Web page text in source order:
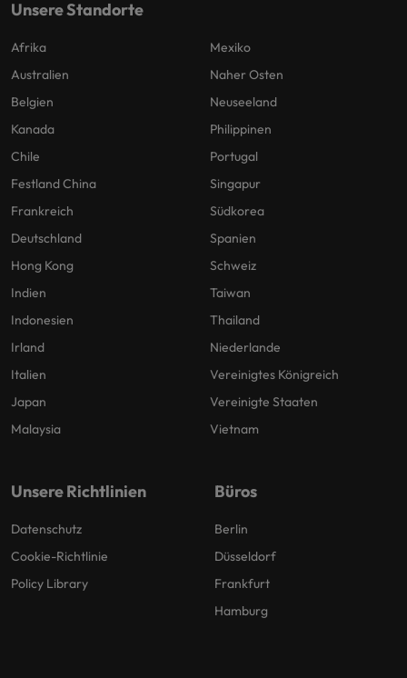
Unsere Standorte
Afrika
Australien
Belgien
Kanada
Chile
Festland China
Frankreich
Deutschland
Hong Kong
Indien
Indonesien
Irland
Italien
Japan
Malaysia
Mexiko
Naher Osten
Neuseeland
Philippinen
Portugal
Singapur
Südkorea
Spanien
Schweiz
Taiwan
Thailand
Niederlande
Vereinigtes Königreich
Vereinigte Staaten
Vietnam
Unsere Richtlinien
Datenschutz
Cookie-Richtlinie
Policy Library
Büros
Berlin
Düsseldorf
Frankfurt
Hamburg